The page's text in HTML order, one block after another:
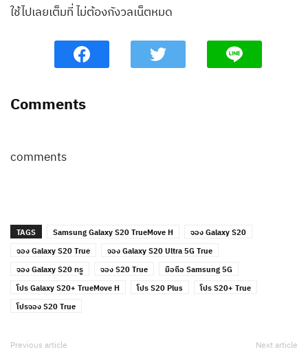
ใช้ไปเลยเต็มที่ ไม่ต้องกังวลเน็ตหมด
Comments
comments
TAGS Samsung Galaxy S20 TrueMove H
จอง Galaxy S20
จอง Galaxy S20 True
จอง Galaxy S20 Ultra 5G True
จอง Galaxy S20 ทรู
จอง S20 True
มือถือ Samsung 5G
โปร Galaxy S20+ TrueMove H
โปร S20 Plus
โปร S20+ True
โปรจอง S20 True
Previous article Next article